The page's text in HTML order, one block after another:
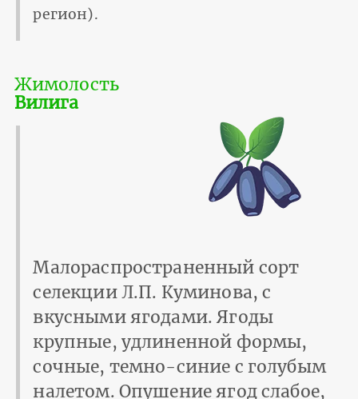
регион).
Жимолость
Вилига
Малораспространенный сорт
селекции Л.П. Куминова, с
вкусными ягодами. Ягоды
крупные, удлиненной формы,
сочные, темно-синие с голубым
налетом. Опушение ягод слабое,